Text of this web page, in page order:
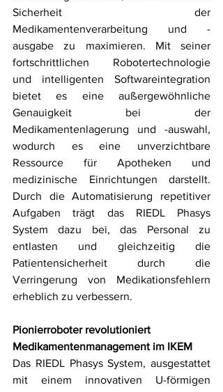
Sicherheit der
Medikamentenverarbeitung und -
ausgabe zu maximieren. Mit seiner
fortschrittlichen Robotertechnologie
und intelligenten Softwareintegration
bietet es eine außergewöhnliche
Genauigkeit bei der
Medikamentenlagerung und -auswahl,
wodurch es eine unverzichtbare
Ressource für Apotheken und
medizinische Einrichtungen darstellt.
Durch die Automatisierung repetitiver
Aufgaben trägt das RIEDL Phasys
System dazu bei, das Personal zu
entlasten und gleichzeitig die
Patientensicherheit durch die
Verringerung von Medikationsfehlern
erheblich zu verbessern.
Pionierroboter revolutioniert
Medikamentenmanagement im IKEM
Das RIEDL Phasys System, ausgestattet
mit einem innovativen U-förmigen